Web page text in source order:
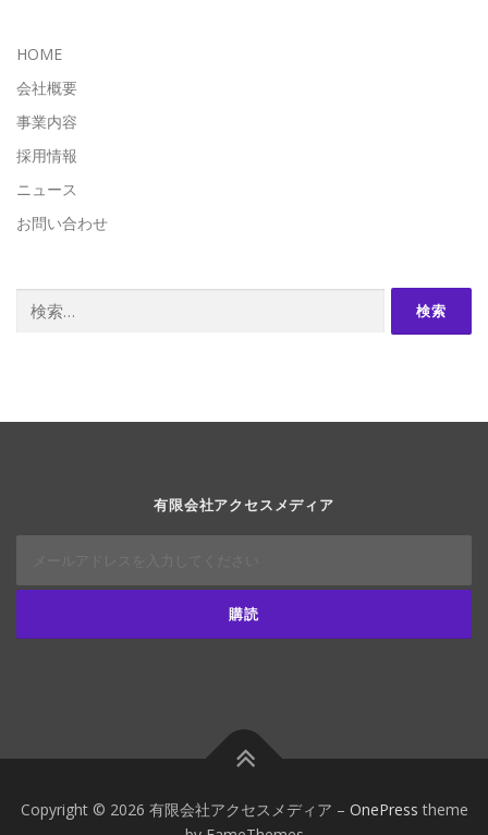
HOME
会社概要
事業内容
採用情報
ニュース
お問い合わせ
索:
有限会社アクセスメディア
Copyright © 2026 有限会社アクセスメディア – OnePress theme